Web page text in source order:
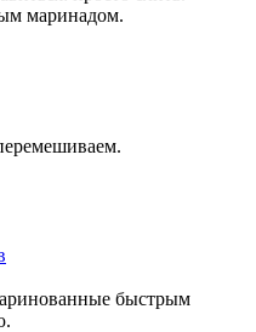
маринадом.
быстрым